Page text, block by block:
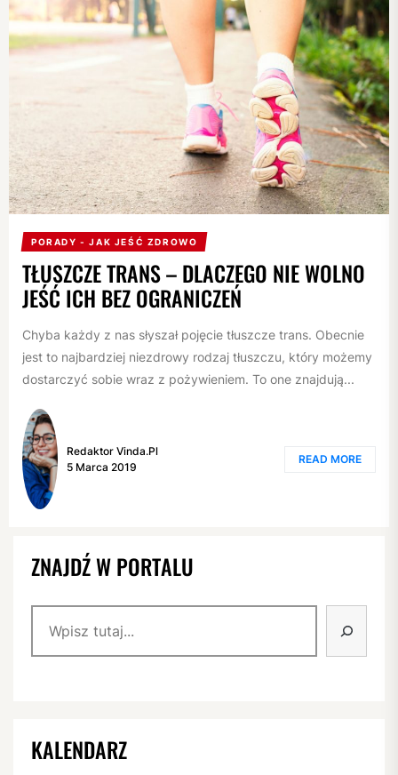
PORADY - JAK JEŚĆ ZDROWO
TŁUSZCZE TRANS – DLACZEGO NIE WOLNO
JEŚĆ ICH BEZ OGRANICZEŃ
Chyba każdy z nas słyszał pojęcie tłuszcze trans. Obecnie
jest to najbardziej niezdrowy rodzaj tłuszczu, który możemy
dostarczyć sobie wraz z pożywieniem. To one znajdują...
Redaktor Vinda.pl
5 Marca 2019
READ MORE
ZNAJDŹ W PORTALU
KALENDARZ